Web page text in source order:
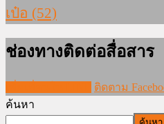
เป๋อ (52)
ช่องทางติดต่อสื่อสาร
ติดตาม
ค้นหา